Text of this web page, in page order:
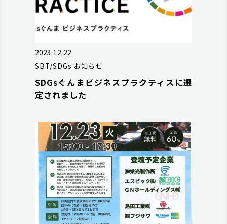
2023.12.22
SBT/SDGs お知らせ
SDGsぐんまビジネスプラクティスに選
定されました